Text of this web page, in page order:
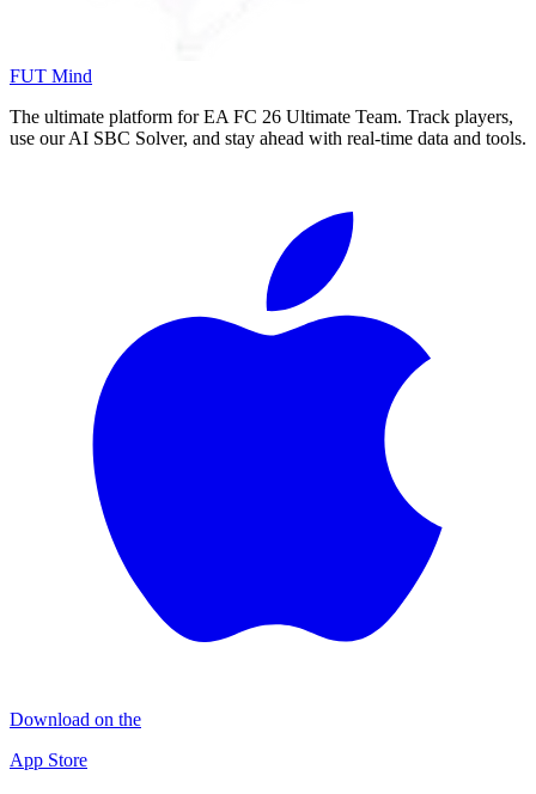
FUT Mind
The ultimate platform for EA FC 26 Ultimate Team. Track players,
use our AI SBC Solver, and stay ahead with real-time data and tools.
Download on the
App Store